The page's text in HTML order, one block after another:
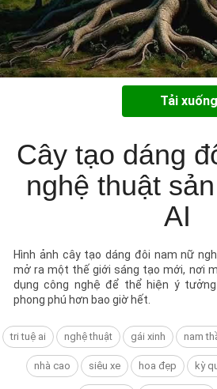
Tải xuống
Cây tạo dáng
nghệ thuật
AI
Hình ảnh cây tạo dáng đôi nam nữ
mở ra một thế giới sáng tạo mới, nơi
dụng công nghệ để thể hiện ý
phong phú hơn bao giờ hết.
tri tuệ ai nghệ thuật gái xinh nam
nhà cao siêu xe hoa đẹp kỳ